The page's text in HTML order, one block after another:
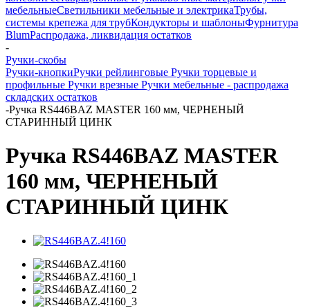
мебельныеСветильники мебельные и электрикаТрубы,
системы крепежа для трубКондукторы и шаблоныФурнитура
BlumРаспродажа, ликвидация остатков
-
Ручки-скобы
Ручки-кнопкиРучки рейлинговые Ручки торцевые и
профильные Ручки врезные Ручки мебельные - распродажа
складских остатков
-Ручка RS446BAZ MASTER 160 мм, ЧЕРНЕНЫЙ
СТАРИННЫЙ ЦИНК
Ручка RS446BAZ MASTER
160 мм, ЧЕРНЕНЫЙ
СТАРИННЫЙ ЦИНК